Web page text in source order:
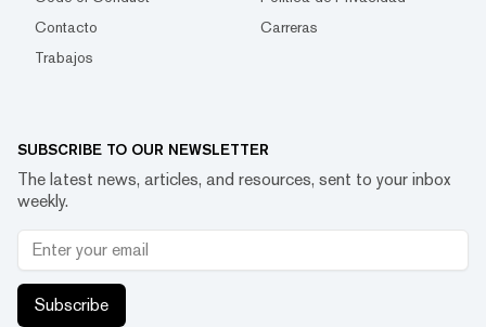
Contacto
Carreras
Trabajos
SUBSCRIBE TO OUR NEWSLETTER
The latest news, articles, and resources, sent to your inbox
weekly.
Subscribe